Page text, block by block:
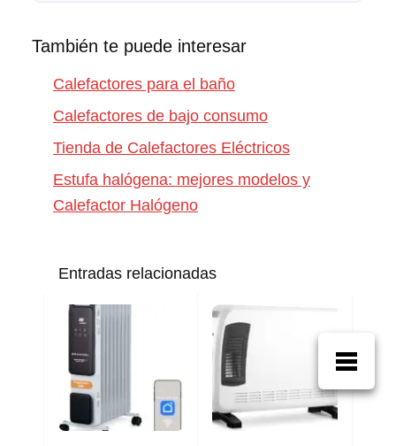
También te puede interesar
Calefactores para el baño
Calefactores de bajo consumo
Tienda de Calefactores Eléctricos
Estufa halógena: mejores modelos y
Calefactor Halógeno
Entradas relacionadas